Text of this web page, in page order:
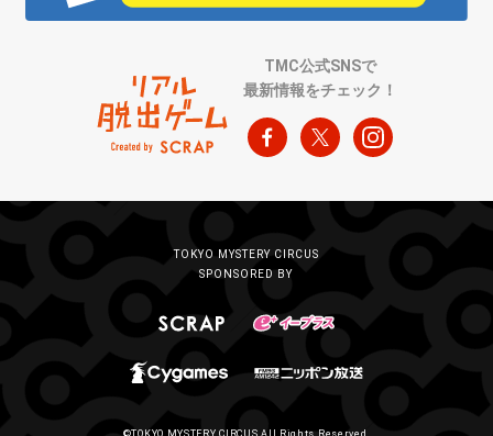
TMC公式SNSで
最新情報をチェック！
TOKYO MYSTERY CIRCUS
SPONSORED BY
©TOKYO MYSTERY CIRCUS All Rights Reserved.